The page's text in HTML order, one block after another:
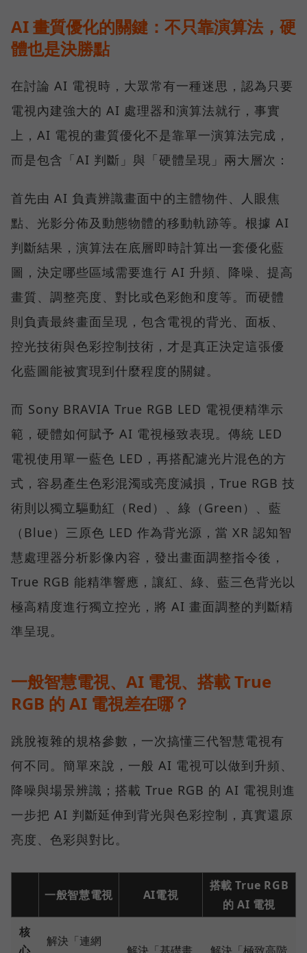
AI 畫質優化的關鍵：不只靠演算法，硬
體也是決勝點
在討論 AI 電視時，大眾常有一種迷思，認為只要
電視內建強大的 AI 處理器和演算法就行，事實
上，AI 電視的畫質優化不是靠單一演算法完成，
而是包含「AI 判斷」與「硬體呈現」兩大層次：
首先由 AI 負責辨識畫面中的主體物件、人眼焦
點、光影分佈及動態物體的移動軌跡等。根據 AI
判斷結果，演算法在底層即時計算出一套優化藍
圖，決定哪些區域需要進行 AI 升頻、降噪、提高
畫質、調整亮度、對比或色彩飽和度等。而硬體
則負責最終畫面呈現，包含電視的背光、面板、
控光技術與色彩控制技術，才是真正決定這張優
化藍圖能被實現到什麼程度的關鍵。
而 Sony BRAVIA True RGB LED 電視便精準示
範，硬體如何賦予 AI 電視極致表現。傳統 LED
電視使用單一藍色 LED，再搭配濾光片混色的方
式，容易產生色彩混濁或亮度減損，True RGB 技
術則以獨立驅動紅（Red）、綠（Green）、藍
（Blue）三原色 LED 作為背光源，當 XR 認知智
慧處理器分析影像內容，發出畫面調整指令後，
True RGB 能精準響應，讓紅、綠、藍三色背光以
極高精度進行獨立控光，將 AI 畫面調整的判斷精
準呈現。
一般智慧電視、AI 電視、搭載 True
RGB 的 AI 電視差在哪？
跳脫複雜的規格參數，一次搞懂三代智慧電視有
何不同。簡單來說，一般 AI 電視可以做到升頻、
降噪與場景辨識；搭載 True RGB 的 AI 電視則進
一步把 AI 判斷延伸到背光與色彩控制，真實還原
亮度、色彩與對比。
一般智慧電視 AI電視
搭載 True RGB
的 AI 電視
核
解決「連網